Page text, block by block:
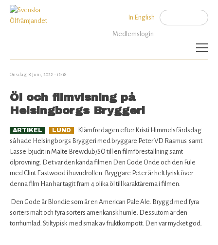
Sök
In English
Medlemslogin
Aktuellt
Artiklar
Kalender
Bryggerier
Rabatter för medlemmar
Onsdag, 8 Juni, 2022 - 12:18
Öl och filmvisning på
Helsingborgs Bryggeri
ARTIKEL LUND
Klämfredagen efter Kristi Himmelsfärdsdag
så hade Helsingborgs Bryggeri med bryggare Peter VD Rasmus samt
Lasse bjudit in Malte Brewclub/SÖ till en filmföreställning samt
ölprovning. Det var den kända filmen Den Gode Onde och den Fule
med Clint Eastwood i huvudrollen. Bryggare Peter är helt lyrisk över
denna film Han har tagit fram 4 olika öl till karaktärerna i filmen.
Den Gode är Blondie som är en American Pale Ale. Bryggd med fyra
sorters malt och fyra sorters amerikansk humle. Dessutom är den
torrhumlad. Stiltypisk med smak av fruktkompott. Den var mycket god.